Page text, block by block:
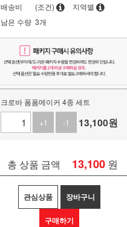
배송비
(조건)
지역별
남은 수량 3개
크로바 폼폼메이커 4종 세트
+1
-1 13,100원
총 상품 금액 13,100 원
관심상품 장바구니
구매하기